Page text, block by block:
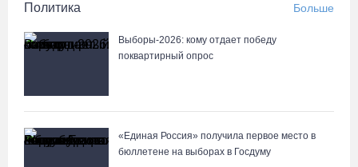
Политика Больше
Выборы-2026: кому отдает победу
поквартирный опрос
«Единая Россия» получила первое место в
бюллетене на выборах в Госдуму